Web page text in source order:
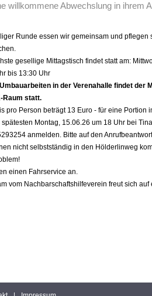
willkommene Abwechslung in ihrem
Runde essen wir gemeinsam und pflegen
gesellige Mittagstisch findet statt am:
bis 13:30 Uhr
in der Verenahalle findet der
Raum statt.
pro Person beträgt 13 Euro - für eine Portion
spätesten Montag, 15.06.26 um 18 Uhr bei
anmelden. Bitte auf den
nicht selbstständig in den Hölderlinweg
einen Fahrservice an.
vom Nachbarschaftshilfeverein freut sich